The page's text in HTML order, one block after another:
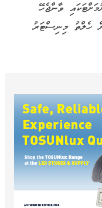
ވާންޖެހޭ
ހެލްތު މިނިސްޓަރު